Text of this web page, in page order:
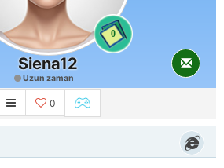
0
Siena12
Uzun zaman
0